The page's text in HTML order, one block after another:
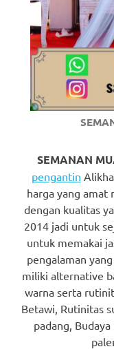
these
guys
comment
here
replica
watches.
favorite
SEMANAN
pengantin
harga yang amat
dengan kualitas
2014 jadi untuk
untuk memakai
pengalaman
miliki alternative
warna serta
Betawi, Rutinitas
padang,